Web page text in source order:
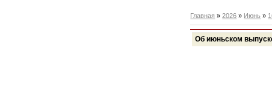
Главная »2026 » Июнь »
Об июньском